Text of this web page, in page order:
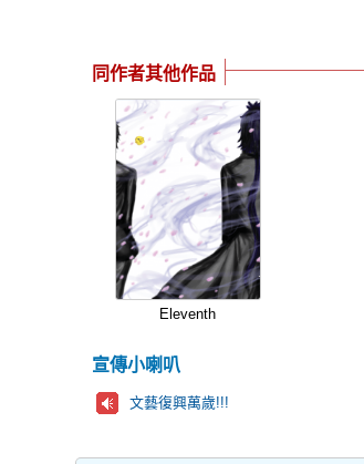
同作者其他作品
Eleventh
宣傳小喇叭
文藝復興萬歲!!!